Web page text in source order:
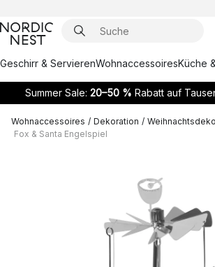
Geschirr & ServierenWohnaccessoiresKüche
Summer Sale: 20–50 % Rabatt auf
Wohnaccessoires / Dekoration /
Fox & Santa Engelspiel